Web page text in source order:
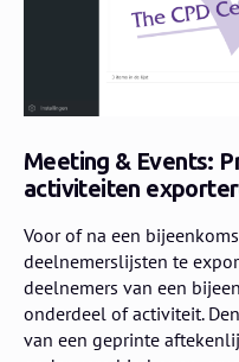
Meeting & Events:
activiteiten
Voor of na een
deelnemerslijsten te
deelnemers van een
onderdeel of activiteit.
van een geprinte